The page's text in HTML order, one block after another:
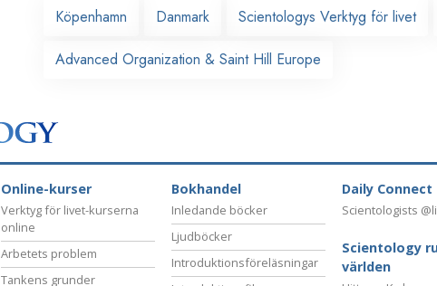
Köpenhamn
Danmark Scientologys Verktyg för livet
Advanced Organization & Saint Hill Europe
Online-kurser
Verktyg för livet-kurserna
online
Arbetets problem
Tankens grunder
Bokhandel
Inledande böcker
Ljudböcker
Introduktionsföreläsningar
Daily Connect
Scientologists
Scientology
världen